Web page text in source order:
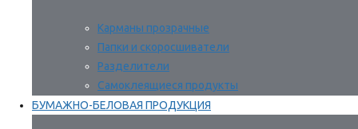
Карманы прозрачные
Папки и скоросшиватели
Разделители
Самоклеящиеся продукты
БУМАЖНО-БЕЛОВАЯ ПРОДУКЦИЯ